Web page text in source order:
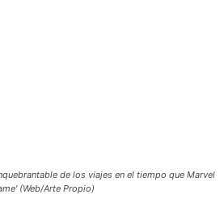
de los viajes en el tiempo que Marvel
(Web/Arte Propio)